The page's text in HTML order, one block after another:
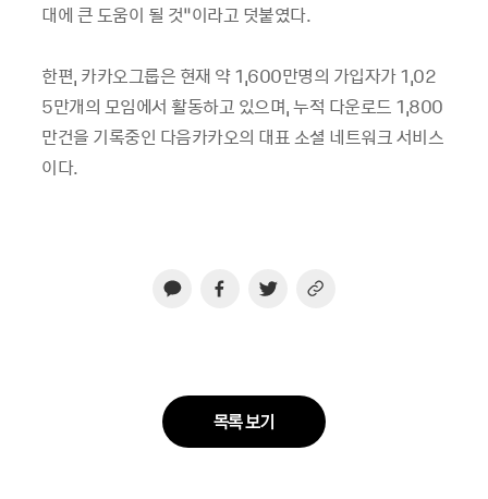
대에 큰 도움이 될 것”이라고 덧붙였다.
한편, 카카오그룹은 현재 약 1,600만명의 가입자가 1,02
5만개의 모임에서 활동하고 있으며, 누적 다운로드 1,800
만건을 기록중인 다음카카오의 대표 소셜 네트워크 서비스
이다.
목록 보기